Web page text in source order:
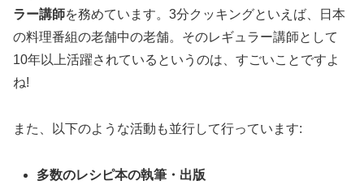
ラー講師を務めています。3分クッキングといえば、日本
の料理番組の老舗中の老舗。そのレギュラー講師として
10年以上活躍されているというのは、すごいことですよ
ね!
また、以下のような活動も並行して行っています:
多数のレシピ本の執筆・出版